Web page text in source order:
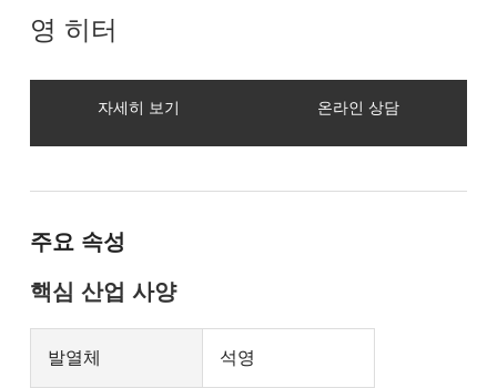
영 히터
자세히 보기 온라인 상담
주요 속성
핵심 산업 사양
발열체 석영